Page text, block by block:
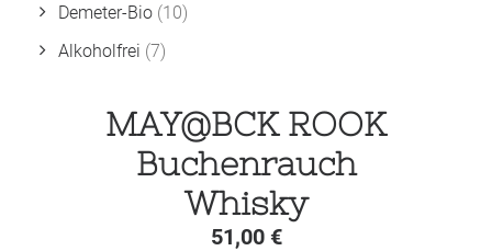
Demeter-Bio (10)
Alkoholfrei (7)
MAY@BCK ROOK
Buchenrauch
Whisky
51,00 €